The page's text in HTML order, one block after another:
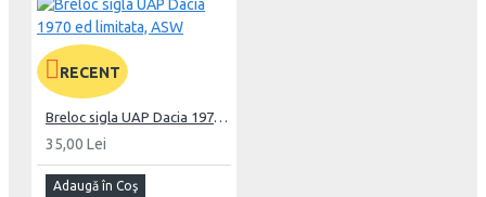
RECENT
35,00 Lei
Adaugă în Coş